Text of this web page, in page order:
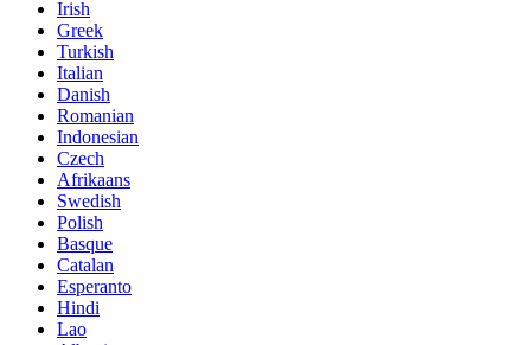
Irish
Greek
Turkish
Italian
Danish
Romanian
Indonesian
Czech
Afrikaans
Swedish
Polish
Basque
Catalan
Esperanto
Hindi
Lao